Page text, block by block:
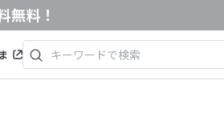
無料！